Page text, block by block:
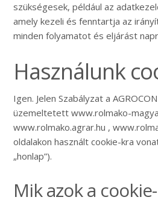
szükségesek, például az
amely kezeli és fenntartja az
minden folyamatot és eljárást
Használunk
Igen. Jelen Szabályzat a
üzemeltetett www.rolmako-
www.rolmako.agrar.hu ,
oldalakon használt cookie-kra
„honlap”).
Mik azok a